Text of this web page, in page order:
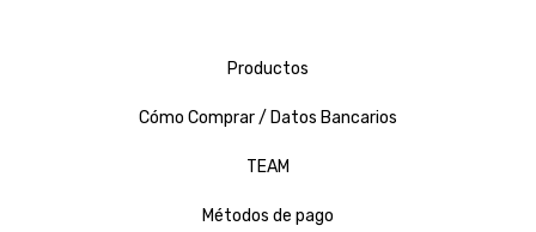
Productos
Cómo Comprar / Datos Bancarios
TEAM
Métodos de pago